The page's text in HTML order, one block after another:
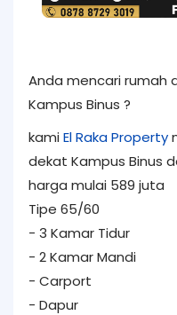
Anda mencari rumah
Kampus Binus ?
kamiEl Raka Property
dekat Kampus Binus
harga mulai 589 juta
Tipe 65/60
- 3 Kamar Tidur
- 2 Kamar Mandi
- Carport
- Dapur